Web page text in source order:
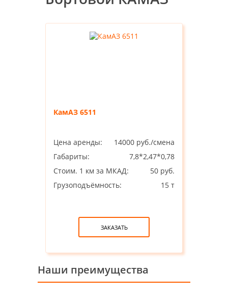
КамАЗ 6511
Цена аренды:
14000 руб./смена
Габариты:
7,8*2,47*0,78
Стоим. 1 км за МКАД:
50 руб.
Грузоподъёмность:
15 т
ЗАКАЗАТЬ
Наши преимущества